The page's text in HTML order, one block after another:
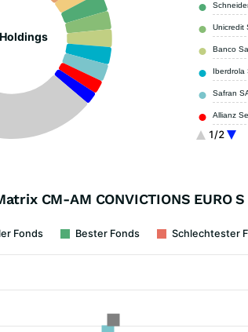
1/2
Unicredit
Banco
Iberdrola
Safran
Allianz
UCB SA
CM-AM CONVICTIONS EURO S
Fonds Bester Fonds Schlechtester